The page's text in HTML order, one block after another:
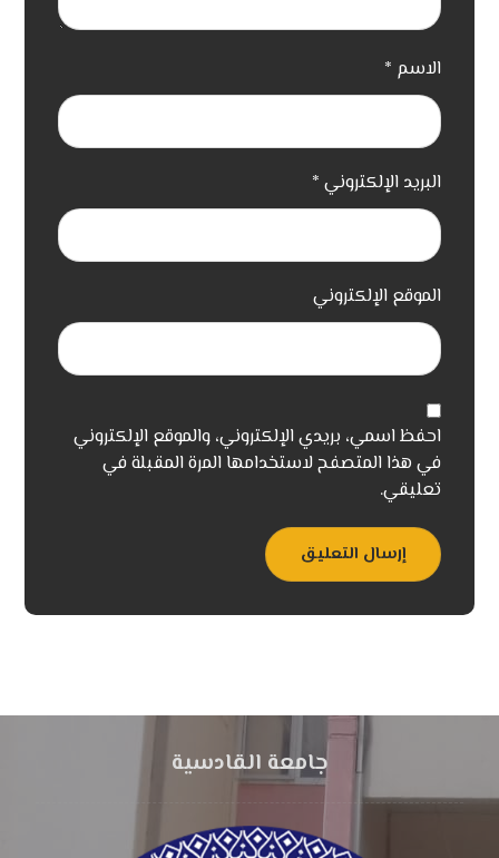
الاسم *
البريد الإلكتروني *
الموقع الإلكتروني
احفظ اسمي، بريدي الإلكتروني، والموقع الإلكتروني
في هذا المتصفح لاستخدامها المرة المقبلة في
تعليقي.
إرسال التعليق
جامعة القادسية